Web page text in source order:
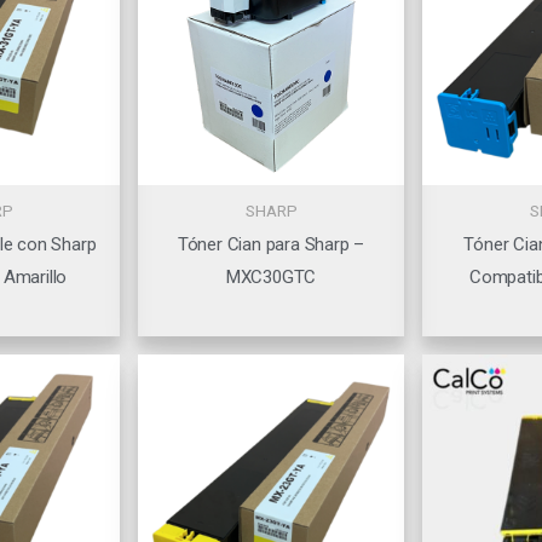
con Sharp
Amarillo
SHARP
Tóner Cian para Sharp –
MXC30GTC
Tóner